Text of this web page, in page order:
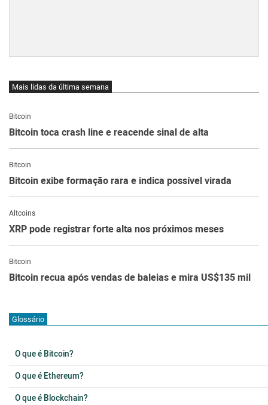
Mais lidas da última semana
Bitcoin
Bitcoin toca crash line e reacende sinal de alta
Bitcoin
Bitcoin exibe formação rara e indica possível virada
Altcoins
XRP pode registrar forte alta nos próximos meses
Bitcoin
Bitcoin recua após vendas de baleias e mira US$135 mil
Glossário
O que é Bitcoin?
O que é Ethereum?
O que é Blockchain?